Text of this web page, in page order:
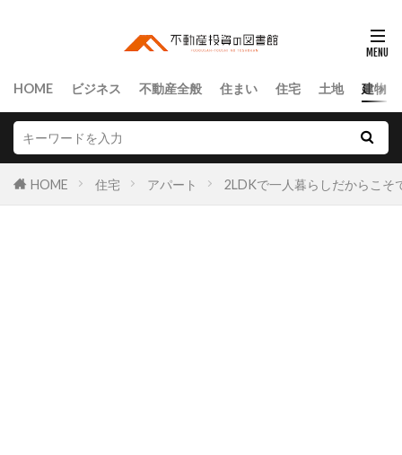
HOME ビジネス 不動産全般 住まい 住宅 土地 建物
HOME 住宅 アパート 2LDKで一人暮らしだからこそ